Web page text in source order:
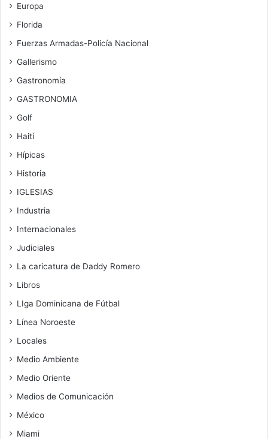
Europa
Florida
Fuerzas Armadas-Policía Nacional
Gallerismo
Gastronomía
GASTRONOMIA
Golf
Haití
Hípicas
Historia
IGLESIAS
Industria
Internacionales
Judiciales
La caricatura de Daddy Romero
Libros
LIga Dominicana de Fútbal
Línea Noroeste
Locales
Medio Ambiente
Medio Oriente
Medios de Comunicación
México
Miami